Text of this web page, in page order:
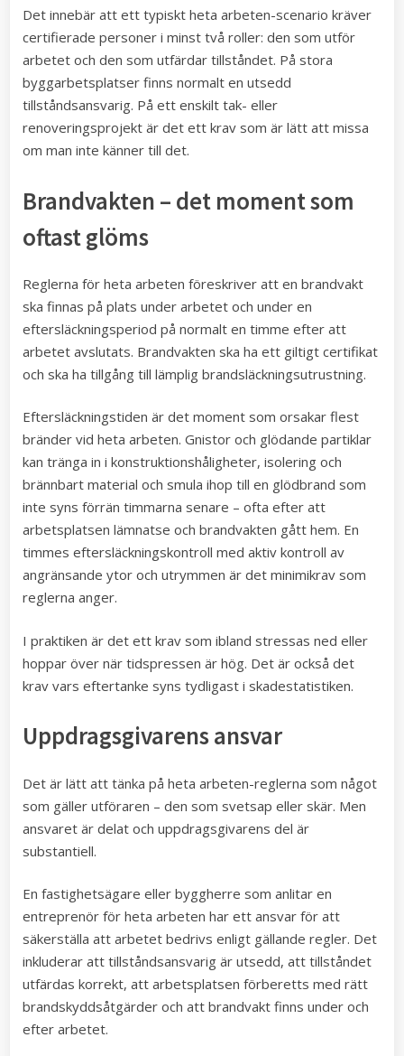
Det innebär att ett typiskt heta arbeten-scenario kräver
certifierade personer i minst två roller: den som utför
arbetet och den som utfärdar tillståndet. På stora
byggarbetsplatser finns normalt en utsedd
tillståndsansvarig. På ett enskilt tak- eller
renoveringsprojekt är det ett krav som är lätt att missa
om man inte känner till det.
Brandvakten – det moment som
oftast glöms
Reglerna för heta arbeten föreskriver att en brandvakt
ska finnas på plats under arbetet och under en
eftersläckningsperiod på normalt en timme efter att
arbetet avslutats. Brandvakten ska ha ett giltigt certifikat
och ska ha tillgång till lämplig brandsläckningsutrustning.
Eftersläckningstiden är det moment som orsakar flest
bränder vid heta arbeten. Gnistor och glödande partiklar
kan tränga in i konstruktionshåligheter, isolering och
brännbart material och smula ihop till en glödbrand som
inte syns förrän timmarna senare – ofta efter att
arbetsplatsen lämnatse och brandvakten gått hem. En
timmes eftersläckningskontroll med aktiv kontroll av
angränsande ytor och utrymmen är det minimikrav som
reglerna anger.
I praktiken är det ett krav som ibland stressas ned eller
hoppar över när tidspressen är hög. Det är också det
krav vars eftertanke syns tydligast i skadestatistiken.
Uppdragsgivarens ansvar
Det är lätt att tänka på heta arbeten-reglerna som något
som gäller utföraren – den som svetsар eller skär. Men
ansvaret är delat och uppdragsgivarens del är
substantiell.
En fastighetsägare eller byggherre som anlitar en
entreprenör för heta arbeten har ett ansvar för att
säkerställa att arbetet bedrivs enligt gällande regler. Det
inkluderar att tillståndsansvarig är utsedd, att tillståndet
utfärdas korrekt, att arbetsplatsen förberetts med rätt
brandskyddsåtgärder och att brandvakt finns under och
efter arbetet.